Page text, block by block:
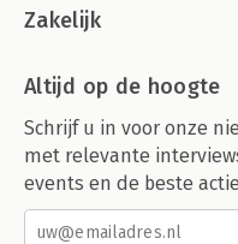
Zakelijk
Altijd op de hoogte
Schrijf u in voor onze
met relevante
events en de beste